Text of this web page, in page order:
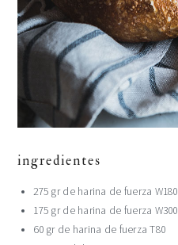
ingredientes
275 gr de harina de fuerza W180
175 gr de harina de fuerza W300
60 gr de harina de fuerza T80